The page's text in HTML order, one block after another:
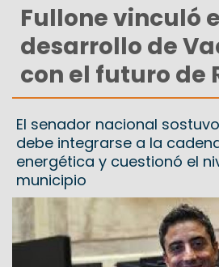
Fullone vinculó
desarrollo de
con el futuro de
El senador nacional
debe integrarse a la
energética y cuestionó el
municipio